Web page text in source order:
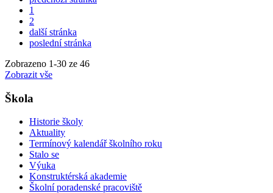
1
2
další stránka
poslední stránka
Zobrazeno 1-30 ze 46
Zobrazit vše
Škola
Historie školy
Aktuality
Termínový kalendář školního roku
Stalo se
Výuka
Konstruktérská akademie
Školní poradenské pracoviště